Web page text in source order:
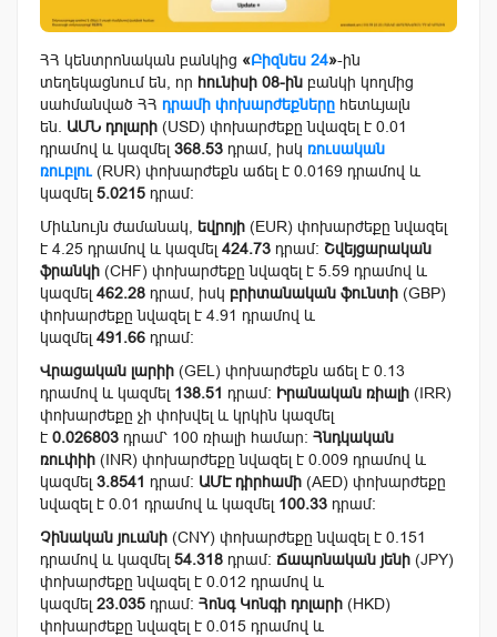
ՀՀ կենտրոնական բանկից «Բիզնես 24»-ին
տեղեկացնում են, որ հունիսի 08-ին բանկի կողմից
սահմանված ՀՀ դրամի փոխարժեքները հետևյալն
են. ԱՄՆ դոլարի (USD) փոխարժեքը նվազել է 0.01
դրամով և կազմել 368.53 դրամ, իսկ ռուսական
ռուբլու (RUR) փոխարժեքն աճել է 0.0169 դրամով և
կազմել 5.0215 դրամ:
Միևնույն ժամանակ, եվրոյի (EUR) փոխարժեքը նվազել
է 4.25 դրամով և կազմել 424.73 դրամ: Շվեյցարական
ֆրանկի (CHF) փոխարժեքը նվազել է 5.59 դրամով և
կազմել 462.28 դրամ, իսկ բրիտանական ֆունտի (GBP)
փոխարժեքը նվազել է 4.91 դրամով և
կազմել 491.66 դրամ:
Վրացական լարիի (GEL) փոխարժեքն աճել է 0.13
դրամով և կազմել 138.51 դրամ: Իրանական ռիալի (IRR)
փոխարժեքը չի փոխվել և կրկին կազմել
է 0.026803 դրամ՝ 100 ռիալի համար: Հնդկական
ռուփիի (INR) փոխարժեքը նվազել է 0.009 դրամով և
կազմել 3.8541 դրամ: ԱՄԷ դիրհամի (AED) փոխարժեքը
նվազել է 0.01 դրամով և կազմել 100.33 դրամ:
Չինական յուանի (CNY) փոխարժեքը նվազել է 0.151
դրամով և կազմել 54.318 դրամ: Ճապոնական յենի (JPY)
փոխարժեքը նվազել է 0.012 դրամով և
կազմել 23.035 դրամ: Հոնգ Կոնգի դոլարի (HKD)
փոխարժեքը նվազել է 0.015 դրամով և